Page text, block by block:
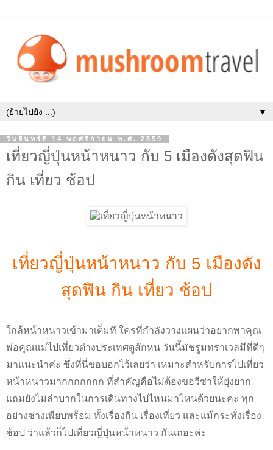
▼
วันจันทร์ที่ 14 พฤศจิกายน พ.ศ. 2559
เที่ยวญี่ปุ่นหน้าหนาว กับ 5 เมืองดังสุดฟิน
กิน เที่ยว ช้อป
เที่ยวญี่ปุ่นหน้าหนาว กับ 5 เมืองดัง
สุดฟิน กิน เที่ยว ช้อป
ใกล้หน้าหนาวเข้ามาเต็มที ใครที่กำลังวางแผนว่าอยากพาคุณ
พ่อคุณแม่ไปเที่ยวต่างประเทศดูสักหน วันนี้มัชรูมทราเวลมีที่ดีๆ
มาแนะนำค่ะ ซึ่งที่นี่ขอบอกไว้เลยว่า เหมาะสำหรับการไปเที่ยว
หน้าหนาวมากกกกกกก ที่สำคัญคือไม่ต้องขอวีซ่าให้ยุ่งยาก
แถมยังไม่ลำบากในการเดินทางไปไหนมาไหนด้วยนะคะ ทุก
อย่างช่างเพียบพร้อม ทั้งเรื่องกิน เรื่องเที่ยว และแม้กระทั่งเรื่อง
ช้อป ว่าแล้วก็ไปเที่ยวญี่ปุ่นหน้าหนาว กันเถอะค่ะ